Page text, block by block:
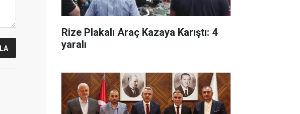
Rize Plakalı Araç Kazaya Karıştı: 4
yaralı